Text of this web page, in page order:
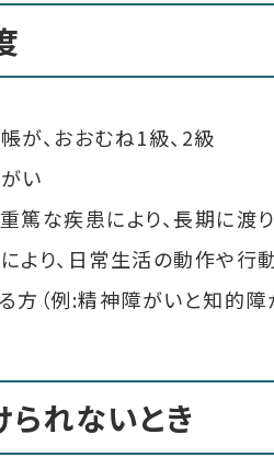
が、おおむね1級、2級
い
篤な疾患により、長期に渡
より、日常生活の動作や行
方（例:精神障がいと知的障
れないとき